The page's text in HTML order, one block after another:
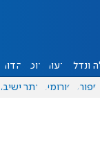
ונדל"ן דעות אוכל יהדות
ספורט פורומים אתר ישיבה